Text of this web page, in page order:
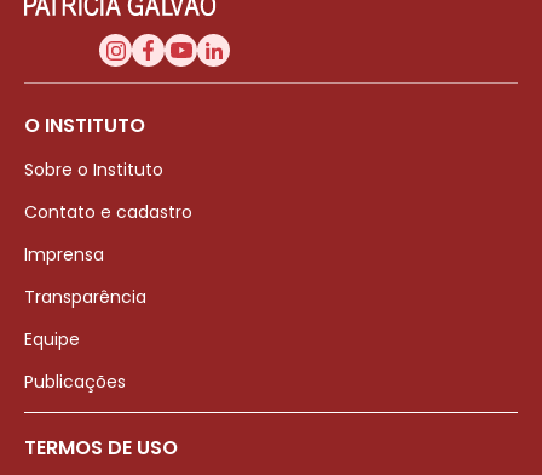
O INSTITUTO
Sobre o Instituto
Contato e cadastro
Imprensa
Transparência
Equipe
Publicações
TERMOS DE USO